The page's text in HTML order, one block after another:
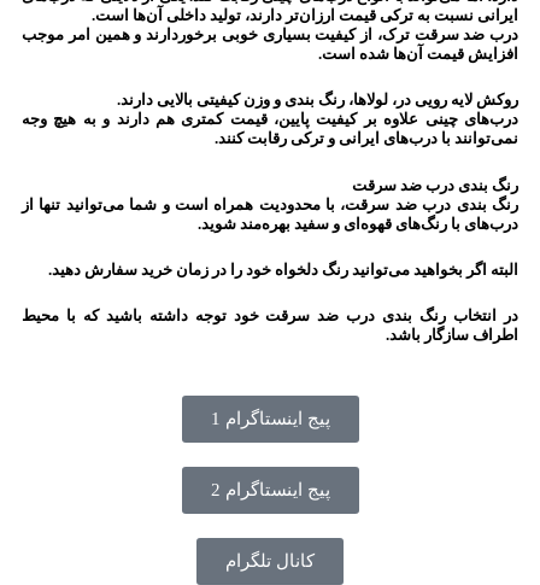
ایرانی نسبت به ترکی قیمت ارزان‌تر دارند، تولید داخلی آن‌ها است.
درب ضد سرقت ترک، از کیفیت بسیاری خوبی برخوردارند و همین امر موجب
افزایش قیمت آن‌ها شده است.
روکش لایه رویی در، لولاها، رنگ بندی و وزن کیفیتی بالایی دارند.
درب‌های چینی علاوه بر کیفیت پایین، قیمت کمتری هم دارند و به هیچ وجه
نمی‌توانند با درب‌های ایرانی و ترکی رقابت کنند.
رنگ بندی درب ضد سرقت
رنگ بندی درب ضد سرقت، با محدودیت همراه است و شما می‌توانید تنها از
درب‌های با رنگ‌های قهوه‌ای و سفید بهره‌مند شوید.
البته اگر بخواهید می‌توانید رنگ دلخواه خود را در زمان خرید سفارش دهید.
در انتخاب رنگ بندی درب ضد سرقت خود توجه داشته باشید که با محیط
اطراف سازگار باشد.
پیج اینستاگرام 1
پیج اینستاگرام 2
کانال تلگرام